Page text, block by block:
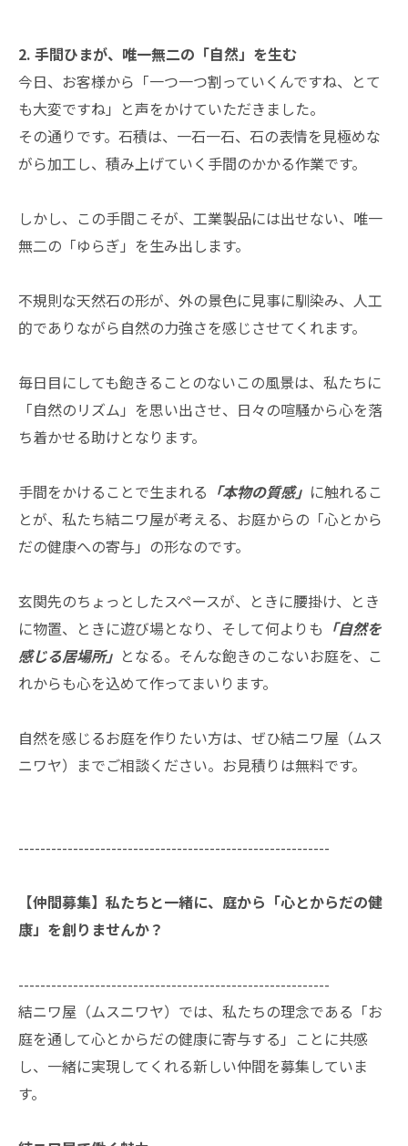
2. 手間ひまが、唯一無二の「自然」を生む
今日、お客様から「一つ一つ割っていくんですね、とて
も大変ですね」と声をかけていただきました。
その通りです。石積は、一石一石、石の表情を見極めな
がら加工し、積み上げていく手間のかかる作業です。
しかし、この手間こそが、工業製品には出せない、唯一
無二の「ゆらぎ」を生み出します。
不規則な天然石の形が、外の景色に見事に馴染み、人工
的でありながら自然の力強さを感じさせてくれます。
毎日目にしても飽きることのないこの風景は、私たちに
「自然のリズム」を思い出させ、日々の喧騒から心を落
ち着かせる助けとなります。
手間をかけることで生まれる 「本物の質感」 に触れるこ
とが、私たち結ニワ屋が考える、お庭からの「心とから
だの健康への寄与」の形なのです。
玄関先のちょっとしたスペースが、ときに腰掛け、とき
に物置、ときに遊び場となり、そして何よりも 「自然を
感じる居場所」 となる。そんな飽きのこないお庭を、こ
れからも心を込めて作ってまいります。
自然を感じるお庭を作りたい方は、ぜひ結ニワ屋（ムス
ニワヤ）までご相談ください。お見積りは無料です。
---------------------------------------------------------
【仲間募集】私たちと一緒に、庭から「心とからだの健
康」を創りませんか？
---------------------------------------------------------
結ニワ屋（ムスニワヤ）では、私たちの理念である「お
庭を通して心とからだの健康に寄与する」ことに共感
し、一緒に実現してくれる新しい仲間を募集していま
す。